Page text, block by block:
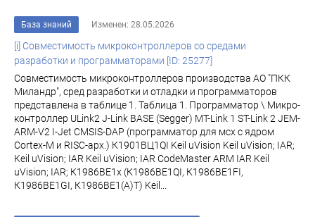
База знаний Изменен: 28.05.2026
[i] Совместимость микроконтроллеров со средами
разработки и программаторами [ID: 25277]
Совместимость микроконтроллеров производства АО "ПКК
Миландр", сред разработки и отладки и программаторов
представлена в таблице 1. Таблица 1. Программатор \ Микро-
контроллер ULink2 J-Link BASE (Segger) MT-Link 1 ST-Link 2 JEM-
ARM-V2 I-Jet CMSIS-DAP (программатор для мсх с ядром
Cortex-M и RISC-арх.) К1901ВЦ1QI Keil uVision Keil uVision; IAR;
Keil uVision; IAR Keil uVision; IAR CodeMaster ARM IAR Keil
uVision; IAR; К1986ВЕ1x (К1986ВЕ1QI, К1986ВЕ1FI,
К1986ВЕ1GI, К1986ВЕ1(A)T) Keil...